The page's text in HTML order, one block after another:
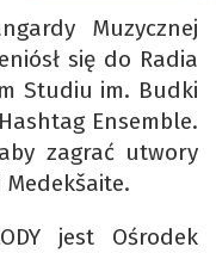
Muzycznej
się do Radia
Studiu im. Budki
Ensemble.
aby zagrać utwory
jest Ośrodek